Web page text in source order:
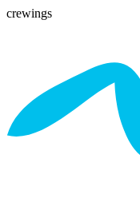
crewings